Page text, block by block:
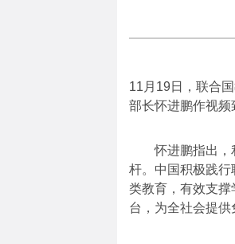
11月19日，联合
部长怀进鹏作视频
怀进鹏指出，利
杆。中国积极践
类教育，有效支
台，为全社会提